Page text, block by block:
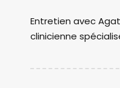
Entretien avec
clinicienne